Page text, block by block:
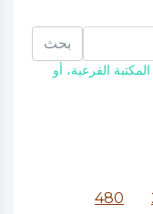
بحث
الفرعية، أو
480